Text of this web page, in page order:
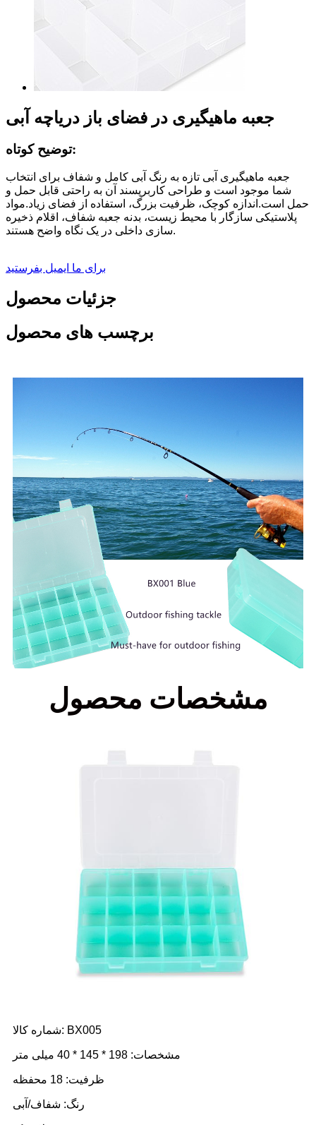
جعبه ماهیگیری در فضای باز دریاچه آبی
توضیح کوتاه:
جعبه ماهیگیری آبی تازه به رنگ آبی کامل و شفاف برای انتخاب
شما موجود است و طراحی کاربرپسند آن به راحتی قابل حمل و
حمل است.اندازه کوچک، ظرفیت بزرگ، استفاده از فضای زیاد.مواد
پلاستیکی سازگار با محیط زیست، بدنه جعبه شفاف، اقلام ذخیره
سازی داخلی در یک نگاه واضح هستند.
برای ما ایمیل بفرستید
جزئیات محصول
برچسب های محصول
مشخصات محصول
شماره کالا: BX005
مشخصات: 198 * 145 * 40 میلی متر
ظرفیت: 18 محفظه
رنگ: شفاف/آبی